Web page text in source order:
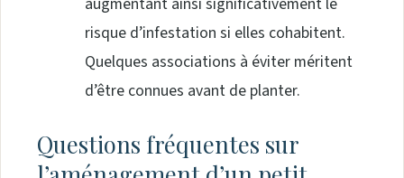
risque d’infestation si elles cohabitent.
Quelques associations à éviter méritent
d’être connues avant de planter.
Questions fréquentes sur